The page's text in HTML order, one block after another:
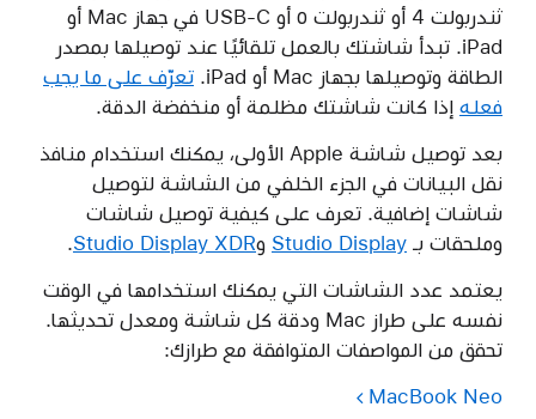
ثندربولت 4 أو ثندربولت ٥ أو USB-C في جهاز Mac أو
iPad. تبدأ شاشتك بالعمل تلقائيًا عند توصيلها بمصدر
الطاقة وتوصيلها بجهاز Mac أو iPad.
تعرّف على ما يجب
فعله إذا كانت شاشتك مظلمة أو منخفضة الدقة.
بعد توصيل شاشة Apple الأولى، يمكنك استخدام منافذ
نقل البيانات في الجزء الخلفي من الشاشة لتوصيل
شاشات إضافية. تعرف على كيفية توصيل شاشات
وملحقات بـ Studio Display وStudio Display XDR
.
يعتمد عدد الشاشات التي يمكنك استخدامها في الوقت
نفسه على طراز Mac ودقة كل شاشة ومعدل تحديثها.
تحقق من المواصفات المتوافقة مع طرازك:
MacBook Neo